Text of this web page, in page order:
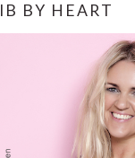
PRIMÆR
IB BY HEART